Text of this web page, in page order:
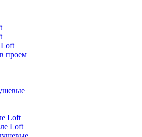
Loft
проем
Loft
Loft